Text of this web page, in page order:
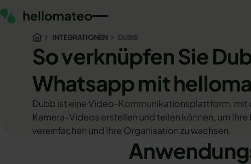
INTEGRATIONEN DUBB
So verknüpfen Sie
Whatsapp mit
Dubb ist eine Video-Kommunikationsplattform, mit
Kamera-Videos erstellen und teilen können, um
vereinfachen und Ihre Organisation zu wachsen.